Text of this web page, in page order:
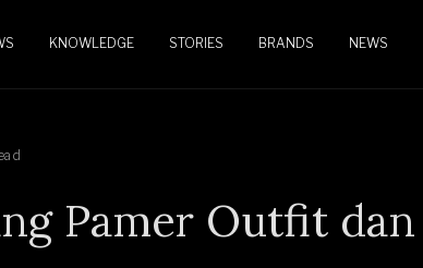
KNOWLEDGE STORIES BRANDS NEWS
Pamer Outfit dan